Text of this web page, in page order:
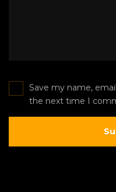
Save my name,
the next time I